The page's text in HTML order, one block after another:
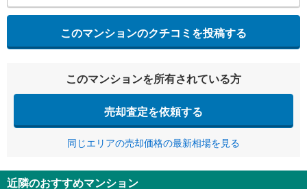
このマンションのクチコミを投稿する
このマンションを所有されている方
売却査定を依頼する
同じエリアの売却価格の最新相場を見る
近隣のおすすめマンション